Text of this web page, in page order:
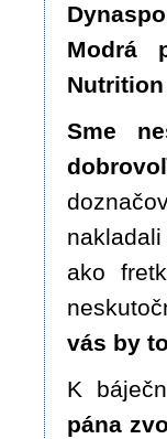
Modrá
Nutrition
Sme
ako
vás by
K
pána